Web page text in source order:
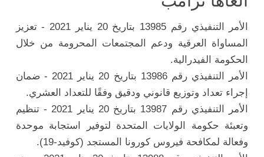
الأمر التنفيذي رقم 13985 بتاريخ 20 يناير 2021 - تعزيز
المساواة العرقية ودعم المجتمعات المحرومة من خلال
الحكومة الفيدرالية.
الأمر التنفيذي رقم 13986 بتاريخ 20 يناير 2021 - ضمان
إجراء تعداد وتوزيع قانوني ودقيق وفقًا للتعداد العشري.
الأمر التنفيذي رقم 13987 بتاريخ 20 يناير 2021 - تنظيم
وتعبئة حكومة الولايات المتحدة لتوفير استجابة موحدة
وفعالة لمكافحة فيروس كورونا المستجد (كوفيد-19).